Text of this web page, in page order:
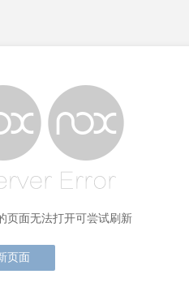
页面无法打开可尝试刷新
页面